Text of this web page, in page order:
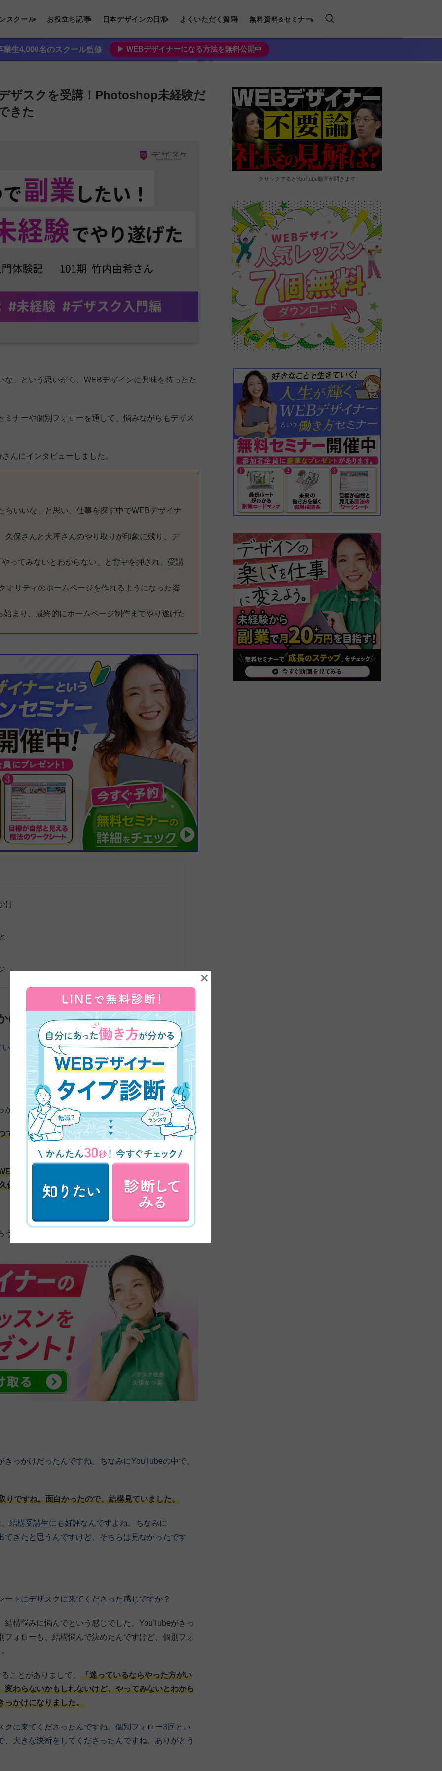
スクール お役立ち記事 日本デザインの日常 よくいただく質問 無料資料&セミナー
業生4,000名のスクール監修 ▶︎ WEBデザイナーになる方法を無料公開中
ザスクを受講！Photoshop未経験だ
きた
」という思いから、WEBデザインに興味を持ったた
ナーや個別フォローを通して、悩みながらもデザス
んにインタビューしました。
らいいな」と思い、仕事を探す中でWEBデザイナ
久保さんと大坪さんのやり取りが印象に残り、デ
ってみないとわからない」と背中を押され、受講
オリティのホームページを作れるようになった姿
まり、最終的にホームページ制作までやり遂げた
け
け
いただきました。よろしくお願いします。まずは、45
かけについてお伺いしてもいいですか？
で仕事というか副業ができたらいいなみたいな感じだ
デザイナーというのが主流』みたいなことを聞いた
保さんの動画がたくさん出ていたんです。
なと思ったのがきっかけです。
っかけだったんですね。ちなみにYouTubeの中で、
りですね。面白かったので、結構見ていました。
結構受講生にも好評なんですよね。ちなみに
きたと思うんですけど、そちらは見なかったです
トにデザスクに来てくださった感じですか？
構悩みに悩んでという感じでした。YouTubeがきっ
ォローも、結構悩んで決めたんですけど、個別フォ
ことがありまして、
「迷っているならやった方がい
わらないかもしれないけど、やってみないとわから
っかけになりました。
に来てくださったんですね。個別フォロー3回とい
大きな決断をしてくださったんですね。ありがとう
クリックするとYouTube動画が開きます
×